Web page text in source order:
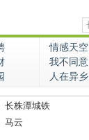
情感天空
我不同意
人在异乡
长株潭城铁
马云